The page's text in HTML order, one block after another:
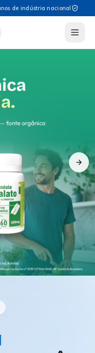
de indústria nacional